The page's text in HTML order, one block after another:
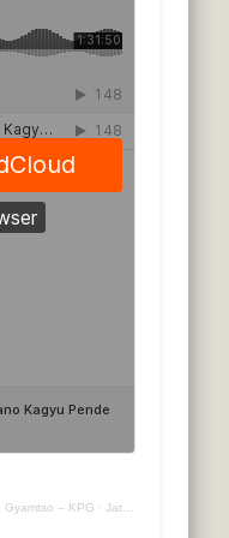
– KPG ·Jatakamala